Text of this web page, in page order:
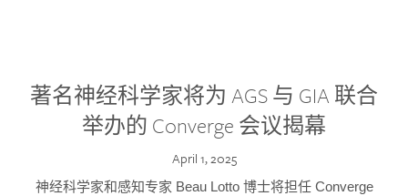
著名神经科学家将为 AGS 与 GIA 联合
举办的 Converge 会议揭幕
April 1, 2025
神经科学家和感知专家 Beau Lotto 博士将担任 Converge